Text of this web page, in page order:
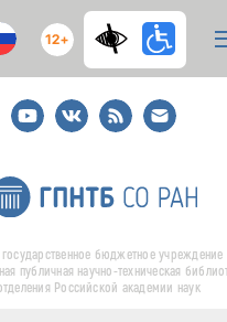
12+
YoutubeВКонтакте
RSS
E-
mail
подписка
бюджетное учреждение
публичная научно-техническая
Российской академии наук